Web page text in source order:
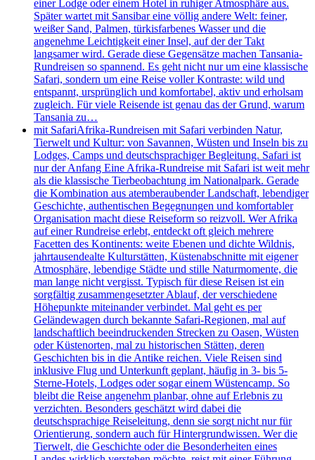
einer Lodge oder einem Hotel in ruhiger Atmosphäre aus.
Später wartet mit Sansibar eine völlig andere Welt: feiner,
weißer Sand, Palmen, türkisfarbenes Wasser und die
angenehme Leichtigkeit einer Insel, auf der der Takt
langsamer wird. Gerade diese Gegensätze machen Tansania-
Rundreisen so spannend. Es geht nicht nur um eine klassische
Safari, sondern um eine Reise voller Kontraste: wild und
entspannt, ursprünglich und komfortabel, aktiv und erholsam
zugleich. Für viele Reisende ist genau das der Grund, warum
Tansania zu…
mit SafariAfrika-Rundreisen mit Safari verbinden Natur,
Tierwelt und Kultur: von Savannen, Wüsten und Inseln bis zu
Lodges, Camps und deutschsprachiger Begleitung. Safari ist
nur der Anfang Eine Afrika-Rundreise mit Safari ist weit mehr
als die klassische Tierbeobachtung im Nationalpark. Gerade
die Kombination aus atemberaubender Landschaft, lebendiger
Geschichte, authentischen Begegnungen und komfortabler
Organisation macht diese Reiseform so reizvoll. Wer Afrika
auf einer Rundreise erlebt, entdeckt oft gleich mehrere
Facetten des Kontinents: weite Ebenen und dichte Wildnis,
jahrtausendealte Kulturstätten, Küstenabschnitte mit eigener
Atmosphäre, lebendige Städte und stille Naturmomente, die
man lange nicht vergisst. Typisch für diese Reisen ist ein
sorgfältig zusammengesetzter Ablauf, der verschiedene
Höhepunkte miteinander verbindet. Mal geht es per
Geländewagen durch bekannte Safari-Regionen, mal auf
landschaftlich beeindruckenden Strecken zu Oasen, Wüsten
oder Küstenorten, mal zu historischen Stätten, deren
Geschichten bis in die Antike reichen. Viele Reisen sind
inklusive Flug und Unterkunft geplant, häufig in 3- bis 5-
Sterne-Hotels, Lodges oder sogar einem Wüstencamp. So
bleibt die Reise angenehm planbar, ohne auf Erlebnis zu
verzichten. Besonders geschätzt wird dabei die
deutschsprachige Reiseleitung, denn sie sorgt nicht nur für
Orientierung, sondern auch für Hintergrundwissen. Wer die
Tierwelt, die Geschichte oder die Besonderheiten eines